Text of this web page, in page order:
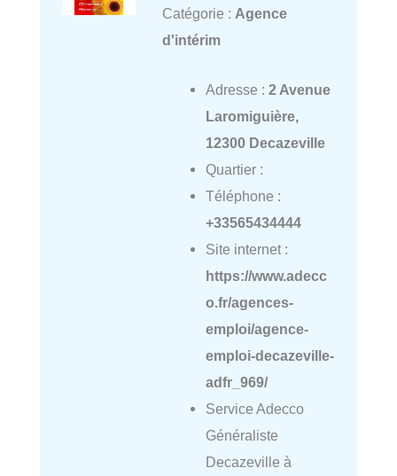
Catégorie : Agence
d'intérim
Adresse : 2 Avenue
Laromiguière,
12300 Decazeville
Quartier :
Téléphone :
+33565434444
Site internet :
https://www.adecc
o.fr/agences-
emploi/agence-
emploi-decazeville-
adfr_969/
Service Adecco
Généraliste
Decazeville à